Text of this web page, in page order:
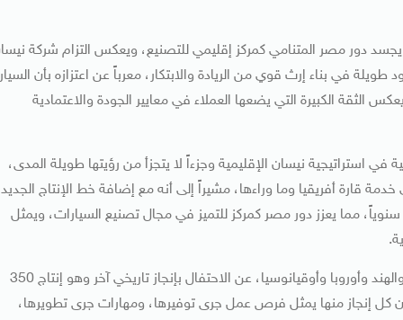
دور مصر المتنامي كمركز إقليمي للتصنيع، ويعكس التزام شركة
في بناء إرث قوي من الريادة والابتكار، معرباً عن اعتزازه بأن
الكبيرة التي يضعها العملاء في معايير الجودة والاعتمادية
استراتيجية نيسان الإقليمية وجزءاً لا يتجزأ من رؤيتها طويلة المدى،
قارة أفريقيا وما وراءها، مشيراً إلى أنه مع إضافة خط الإنتاج
القدرة الإنتاجية بمقدار 10 آلاف وحدة سنوياً، مما يعزز دور مصر كمركز للتميز في مجال تصنيع السيارات، ويمثل
كما أعلن رئيس شركة نيسان لمنطقة أفريقيا والشرق الأوسط والهند وأوروبا وأوقيانوسيا، عن الاحتفال بإنجاز تاريخي آخر وهو إنتاج 350
كل إنجاز منها يمثل فرص عمل جرى توفيرها، ومهارات جرى تطويرها،